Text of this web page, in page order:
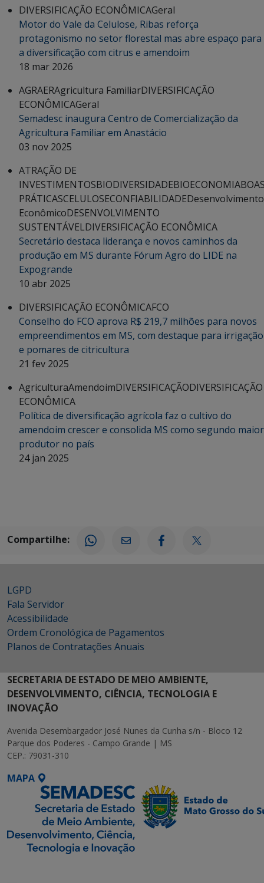
DIVERSIFICAÇÃO ECONÔMICAGeral
Motor do Vale da Celulose, Ribas reforça
protagonismo no setor florestal mas abre espaço para
a diversificação com citrus e amendoim
18 mar 2026
AGRAERAgricultura FamiliarDIVERSIFICAÇÃO
ECONÔMICAGeral
Semadesc inaugura Centro de Comercialização da
Agricultura Familiar em Anastácio
03 nov 2025
ATRAÇÃO DE
INVESTIMENTOSBIODIVERSIDADEBIOECONOMIA
PRÁTICASCELULOSECONFIABILIDADEDesenvolvimento
EconômicoDESENVOLVIMENTO
SUSTENTÁVELDIVERSIFICAÇÃO ECONÔMICA
Secretário destaca liderança e novos caminhos da
produção em MS durante Fórum Agro do LIDE na
Expogrande
10 abr 2025
DIVERSIFICAÇÃO ECONÔMICAFCO
Conselho do FCO aprova R$ 219,7 milhões para novos
empreendimentos em MS, com destaque para irrigação
e pomares de citricultura
21 fev 2025
AgriculturaAmendoimDIVERSIFICAÇÃODIVERSIFICAÇÃO
ECONÔMICA
Política de diversificação agrícola faz o cultivo do
amendoim crescer e consolida MS como segundo maior
produtor no país
24 jan 2025
Compartilhe:
LGPD
Fala Servidor
Acessibilidade
Ordem Cronológica de Pagamentos
Planos de Contratações Anuais
SECRETARIA DE ESTADO DE MEIO AMBIENTE,
DESENVOLVIMENTO, CIÊNCIA, TECNOLOGIA E
INOVAÇÃO
Avenida Desembargador José Nunes da Cunha s/n - Bloco 12
Parque dos Poderes - Campo Grande | MS
CEP.: 79031-310
MAPA